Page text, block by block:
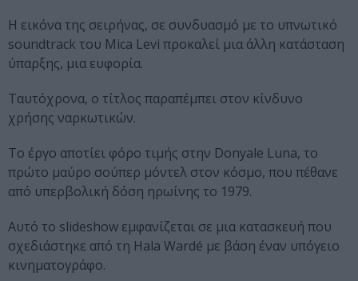
Η εικόνα της σειρήνας, σε συνδυασμό με το υπνωτικό
soundtrack του Mica Levi προκαλεί μια άλλη κατάσταση
ύπαρξης, μια ευφορία.
Ταυτόχρονα, ο τίτλος παραπέμπει στον κίνδυνο
χρήσης ναρκωτικών.
Το έργο αποτίει φόρο τιμής στην Donyale Luna, το
πρώτο μαύρο σούπερ μόντελ στον κόσμο, που πέθανε
από υπερβολική δόση ηρωίνης το 1979.
Αυτό το slideshow εμφανίζεται σε μια κατασκευή που
σχεδιάστηκε από τη Hala Wardé με βάση έναν υπόγειο
κινηματογράφο.